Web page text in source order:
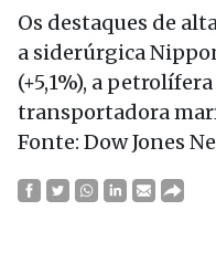
Os destaques de
a siderúrgica
(+5,1%), a
transportadora
Fonte: Dow Jones